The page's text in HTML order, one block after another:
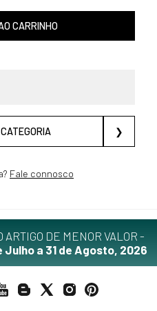
CARRINHO
❯
Fale connosco
ARTIGO DE MENOR VALOR -
Julho a 31 de Agosto, 2026